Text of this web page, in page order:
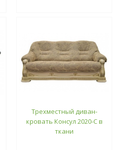
Трехместный диван-
кровать Консул 2020-С в
ткани